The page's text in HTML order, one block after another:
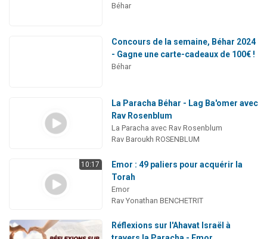
Béhar
Concours de la semaine, Béhar 2024
- Gagne une carte-cadeaux de 100€ !
Béhar
La Paracha Béhar - Lag Ba'omer avec
Rav Rosenblum
La Paracha avec Rav Rosenblum
Rav Baroukh ROSENBLUM
10:17
Emor : 49 paliers pour acquérir la
Torah
Emor
Rav Yonathan BENCHETRIT
Réflexions sur l'Ahavat Israël à